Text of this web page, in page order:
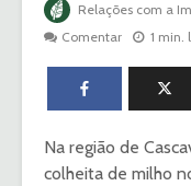
Relações com a
Comentar
1 min.
Na região de
colheita de milho